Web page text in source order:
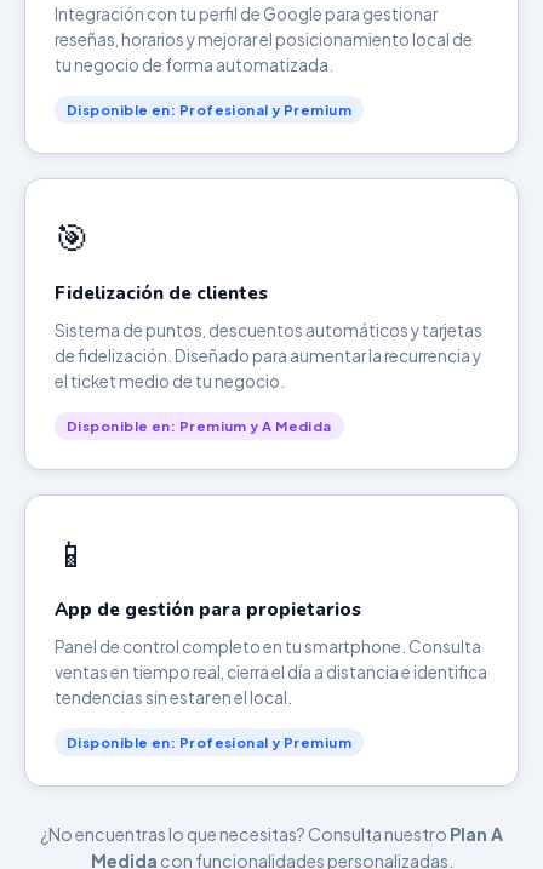
Integración con tu perfil de Google para gestionar
reseñas, horarios y mejorar el posicionamiento local de
tu negocio de forma automatizada.
Disponible en: Profesional y Premium
🎯
Fidelización de clientes
Sistema de puntos, descuentos automáticos y tarjetas
de fidelización. Diseñado para aumentar la recurrencia y
el ticket medio de tu negocio.
Disponible en: Premium y A Medida
📱
App de gestión para propietarios
Panel de control completo en tu smartphone. Consulta
ventas en tiempo real, cierra el día a distancia e identifica
tendencias sin estar en el local.
Disponible en: Profesional y Premium
¿No encuentras lo que necesitas? Consulta nuestro Plan A
Medida con funcionalidades personalizadas.